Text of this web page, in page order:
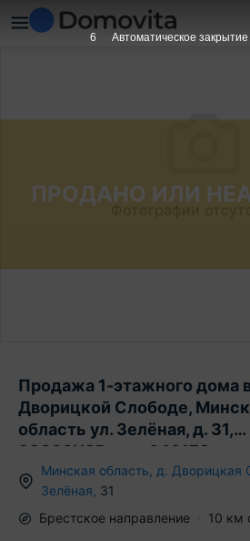
ПРОДАНО ИЛИ
Продажа 1-этажного дома
Дворицкой Слободе,
область ул. Зелёная, д. 31,
98000USD, код 646178
Минская область д. Дворицкая
Зелёная 31
Брестское направление 10 км
5 Автоматическое